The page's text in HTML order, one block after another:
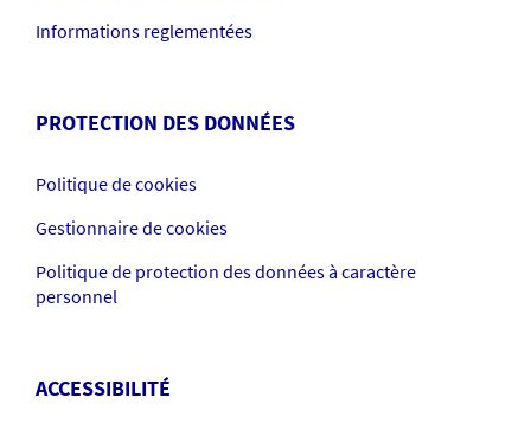
Informations reglementées
PROTECTION DES DONNÉES
Politique de cookies
Gestionnaire de cookies
Politique de protection des données à caractère
personnel
ACCESSIBILITÉ